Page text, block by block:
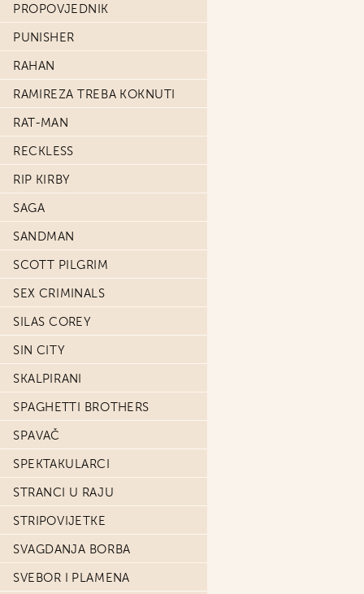
PROPOVJEDNIK
PUNISHER
RAHAN
RAMIREZA TREBA KOKNUTI
RAT-MAN
RECKLESS
RIP KIRBY
SAGA
SANDMAN
SCOTT PILGRIM
SEX CRIMINALS
SILAS COREY
SIN CITY
SKALPIRANI
SPAGHETTI BROTHERS
SPAVAČ
SPEKTAKULARCI
STRANCI U RAJU
STRIPOVIJETKE
SVAGDANJA BORBA
SVEBOR I PLAMENA